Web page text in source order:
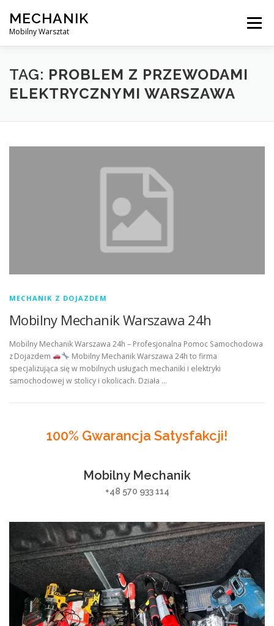
content
MECHANIK
Mobilny Warsztat
Menu
MOBILNY MECHANIK ELEKTRYK SAMOCHODOWY
TAG: PROBLEM Z PRZEWODAMI
ELEKTRYCZNYMI WARSZAWA
MECHANIK Z DOJAZDEM
Mobilny Mechanik Warszawa 24h
Mobilny Mechanik Warszawa 24h – Profesjonalna Pomoc Samochodowa
z Dojazdem
Mobilny Mechanik Warszawa 24h to firma
specjalizująca się w mobilnych usługach mechaniki i elektryki
samochodowej w stolicy i okolicach. Działa …
100% Gwarancja Satysfakcji!
Mobilny Mechanik
+48 570 933 114